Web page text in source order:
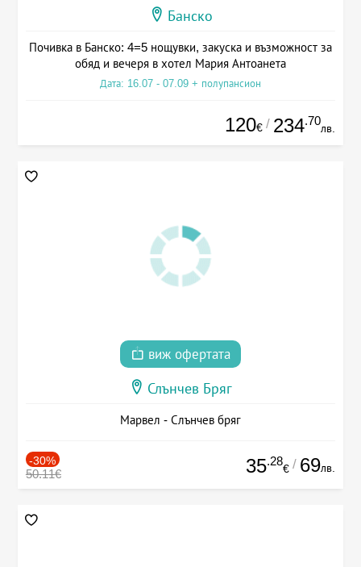
Банско
Почивка в Банско: 4=5 нощувки, закуска и възможност за
обяд и вечеря в хотел Мария Антоанета
Дата: 16.07 - 07.09 + полупансион
120€ / 234.70
лв.
виж офертата
Слънчев Бряг
Марвел - Слънчев бряг
-30%
50.11€ 35.28
€ / 69лв.